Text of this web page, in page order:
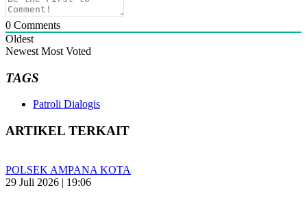
0 Comments
Oldest
Newest Most Voted
TAGS
Patroli Dialogis
ARTIKEL TERKAIT
POLSEK AMPANA KOTA
29 Juli 2026 | 19:06